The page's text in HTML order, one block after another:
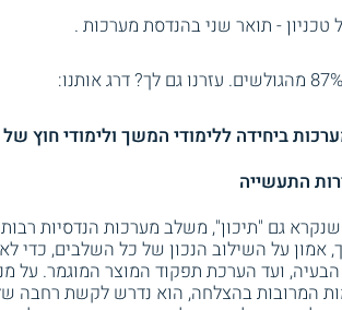
- תואר שני בהנדסת מערכות .
עזרנו גם לך? דרג אותנו:
ביחידה ללימודי המשך ולימודי חוץ של
התעשייה
גם "תיכון", משלב מערכות הנדסיות
על השילוב הנכון של כל השלבים, כדי
ועד הערכת תפקוד המוצר המוגמר. על
המרובות בהצלחה, הוא נדרש לקשת רחבה